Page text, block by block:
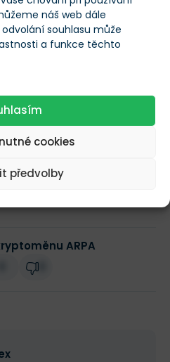
náš web dále
souhlasu může
a funkce těchto
cookies
předvolby
2 000 000 000
$16 951 129
0,56 %
ARPA